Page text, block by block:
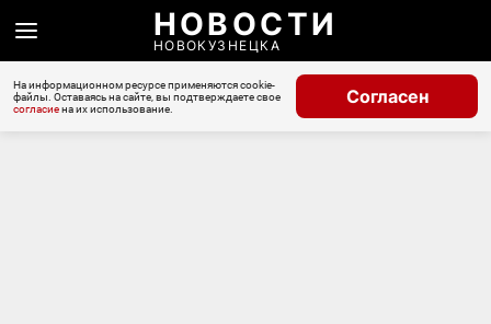
НОВОСТИ
НОВОКУЗНЕЦКА
На информационном ресурсе применяются cookie-
файлы. Оставаясь на сайте, вы подтверждаете свое
согласиена их использование.
Согласен